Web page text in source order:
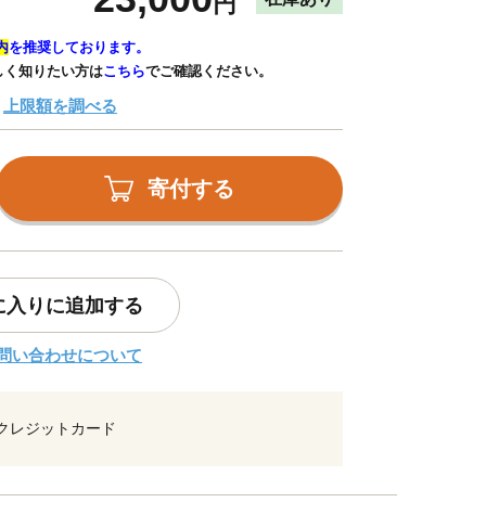
を推奨しております。
知りたい方はこちらでご確認ください。
上限額を調べる
寄付する
入りに追加する
い合わせについて
レジットカード